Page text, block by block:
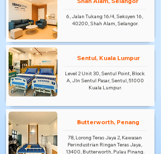
6, Jalan Tukang 16/4, Seksyen 16,
40200, Shah Alam, Selangor.
Sentul, Kuala Lumpur
Level 2 Unit 30, Sentul Point, Block
A, Jln Sentul Pasar, Sentul, 51000
Kuala Lumpur.
Butterworth, Penang
78, Lorong Teras Jaya 2, Kawasan
Perindustrian Ringan Teras Jaya,
13400, Butterworth, Pulau Pinang.